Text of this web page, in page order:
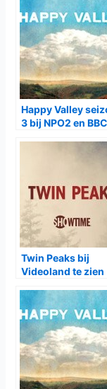
Happy Valley
3 bij NPO2 en BBC
Twin Peaks bij
Videoland te zien